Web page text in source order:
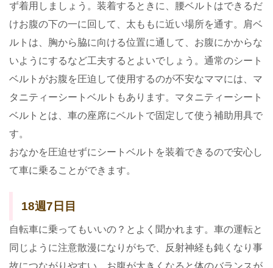
ず着用しましょう。装着するときに、腰ベルトはできるだ
けお腹の下の一に回して、太ももに近い場所を通す。肩ベ
ルトは、胸から脇に向ける位置に通して、お腹にかからな
いようにするなど工夫するとよいでしょう。通常のシート
ベルトがお腹を圧迫して使用するのが不安なママには、マ
タニティーシートベルトもあります。マタニティーシート
ベルトとは、車の座席にベルトで固定して使う補助用具で
す。
おなかを圧迫せずにシートベルトを装着できるので安心し
て車に乗ることができます。
18週7日目
自転車に乗ってもいいの？とよく聞かれます。車の運転と
同じように注意散漫になりがちで、反射神経も鈍くなり事
故につながりやすい。お腹が大きくなると体のバランスが